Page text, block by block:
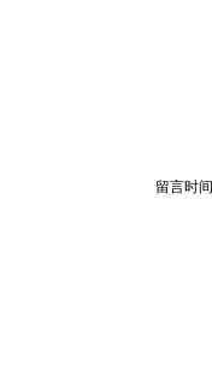
留言时